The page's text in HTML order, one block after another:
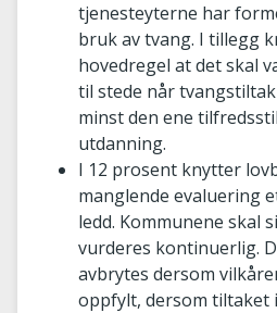
tjenesteyterne har
bruk av tvang. I tillegg
hovedregel at det skal
til stede når
minst den ene
utdanning.
I 12 prosent knytter
manglende evaluering
ledd. Kommunene skal
vurderes kontinuerlig.
avbrytes dersom
oppfylt, dersom tiltaket